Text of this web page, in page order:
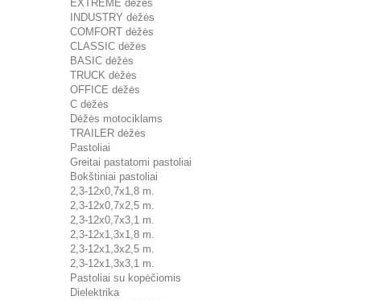
EXTREME dėžės
INDUSTRY dėžės
COMFORT dėžės
CLASSIC dėžės
BASIC dėžės
TRUCK dėžės
OFFICE dėžės
C dėžės
Dėžės motociklams
TRAILER dėžės
Pastoliai
Greitai pastatomi pastoliai
Bokštiniai pastoliai
2,3-12x0,7x1,8 m.
2,3-12x0,7x2,5 m.
2,3-12x0,7x3,1 m.
2,3-12x1,3x1,8 m.
2,3-12x1,3x2,5 m.
2,3-12x1,3x3,1 m.
Pastoliai su kopėčiomis
Dielektrika